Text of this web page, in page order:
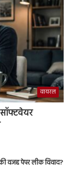
वायरल
वजह पेपर लीक विवाद?